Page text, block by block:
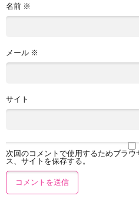
名前 ※
メール ※
サイト
次回のコメントで使用するためブラ
ス、サイトを保存する。